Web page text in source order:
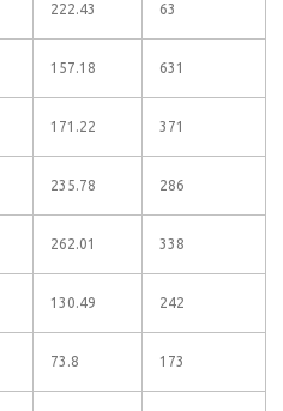
222.43 63
157.18 631
171.22 371
235.78 286
262.01 338
130.49 242
73.8 173